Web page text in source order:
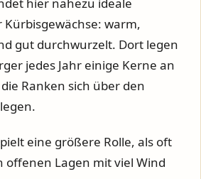
warm,
gut durchwurzelt. Dort legen
jedes Jahr einige Kerne an
Ranken sich über den
eine größere Rolle, als oft
Lagen mit viel Wind